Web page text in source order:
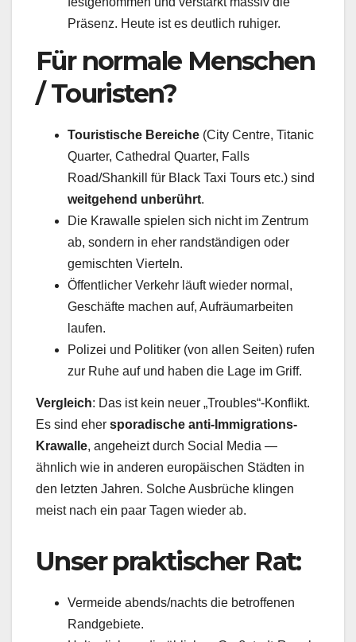
Präsenz. Heute ist es deutlich ruhiger.
Für normale Menschen
/ Touristen?
Touristische Bereiche (City Centre, Titanic
Quarter, Cathedral Quarter, Falls
Road/Shankill für Black Taxi Tours etc.) sind
weitgehend unberührt.
Die Krawalle spielen sich nicht im Zentrum
ab, sondern in eher randständigen oder
gemischten Vierteln.
Öffentlicher Verkehr läuft wieder normal,
Geschäfte machen auf, Aufräumarbeiten
laufen.
Polizei und Politiker (von allen Seiten) rufen
zur Ruhe auf und haben die Lage im Griff.
Vergleich: Das ist kein neuer „Troubles“-Konflikt.
Es sind eher sporadische anti-Immigrations-
Krawalle, angeheizt durch Social Media —
ähnlich wie in anderen europäischen Städten in
den letzten Jahren. Solche Ausbrüche klingen
meist nach ein paar Tagen wieder ab.
Unser praktischer Rat:
Vermeide abends/nachts die betroffenen
Randgebiete.